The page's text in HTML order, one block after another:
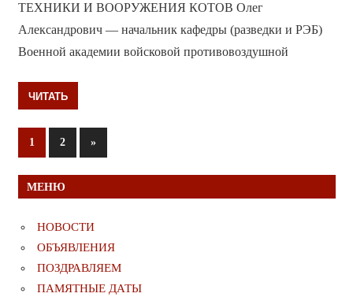
ТЕХНИКИ И ВООРУЖЕНИЯ КОТОВ Олег
Александрович — начальник кафедры (разведки и РЭБ)
Военной академии войсковой противовоздушной
ЧИТАТЬ
Пагинация
записей
1 2
Следующие
записи
»
МЕНЮ
НОВОСТИ
ОБЪЯВЛЕНИЯ
ПОЗДРАВЛЯЕМ
ПАМЯТНЫЕ ДАТЫ